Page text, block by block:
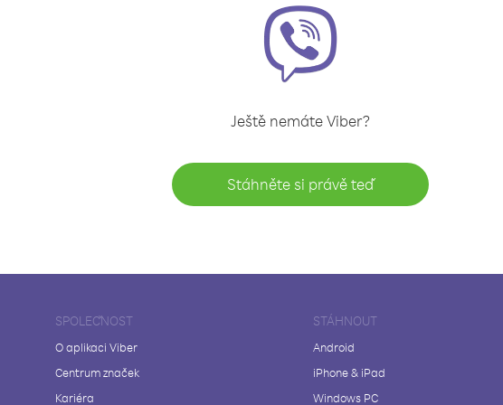
Ještě nemáte Viber?
Stáhněte si právě teď
SPOLEČNOST
O aplikaci Viber
Centrum značek
Kariéra
STÁHNOUT
Android
iPhone & iPad
Windows PC